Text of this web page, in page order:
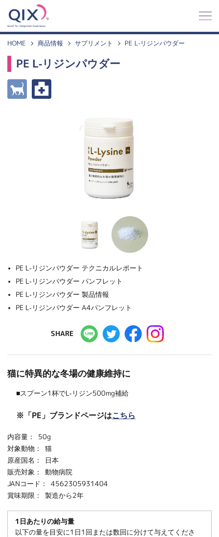
Q
X
HOME
商品情報 サプリメント PE L-リジンパウダー
PE L-リジンパウダー
PE L-リジンパウダー テクニカルレポート
PE L-リジンパウダー パンフレット
PE L-リジンパウダー 製品情報
PE L-リジンパウダー A4パンフレット
SHARE
猫に特異的な冬場の健康維持に
■スプーン1杯でL-リジン500mg補給
※「PE」ブランドページはこちら
内容量：
50g
対象動物：
猫
原産国名：
日本
販売対象：
動物病院
JANコード：
4562305931404
賞味期限：
製造から2年
1日あたりの給与量
以下の量を目安に1日1回または数回に分けて与えてくださ